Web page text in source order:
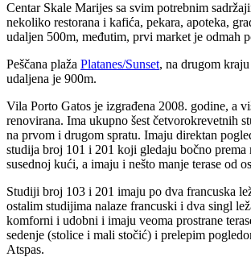
Centar Skale Marijes sa svim potrebnim
nekoliko restorana i kafića, pekara, apoteka,
udaljen 500m, međutim, prvi market je odmah
Peščana plaža Platanes/Sunset, na drugom
udaljena je 900m.
Vila Porto Gatos je izgrađena 2008. godine, a
renovirana. Ima ukupno šest četvorokrevetnih
na prvom i drugom spratu. Imaju direktan
studija broj 101 i 201 koji gledaju bočno prema
susednoj kući, a imaju i nešto manje terase od
Studiji broj 103 i 201 imaju po dva francuska
ostalim studijima nalaze francuski i dva singl
komforni i udobni i imaju veoma prostrane
sedenje (stolice i mali stočić) i prelepim
Atspas.